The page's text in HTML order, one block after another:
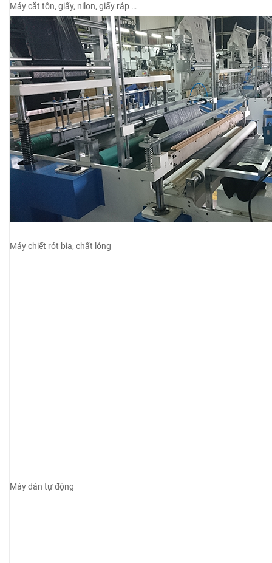
Máy cắt tôn, giấy, nilon, giấy ráp …
Máy chiết rót bia, chất lỏng
Máy dán tự động